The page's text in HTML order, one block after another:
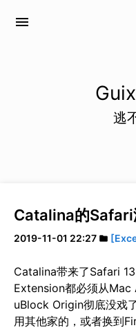
menu
逃
Catalina的
2019-11-01 22:27 folder
Catalina带来了Safari
Extension都必须从
uBlock Origin彻底没戏
用其他家的，或者换到